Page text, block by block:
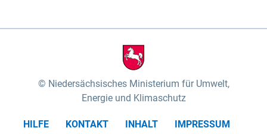
Niedersächsisches Ministerium für Umwelt,
Energie und Klimaschutz
HILFE KONTAKT INHALT
IMPRESSUM